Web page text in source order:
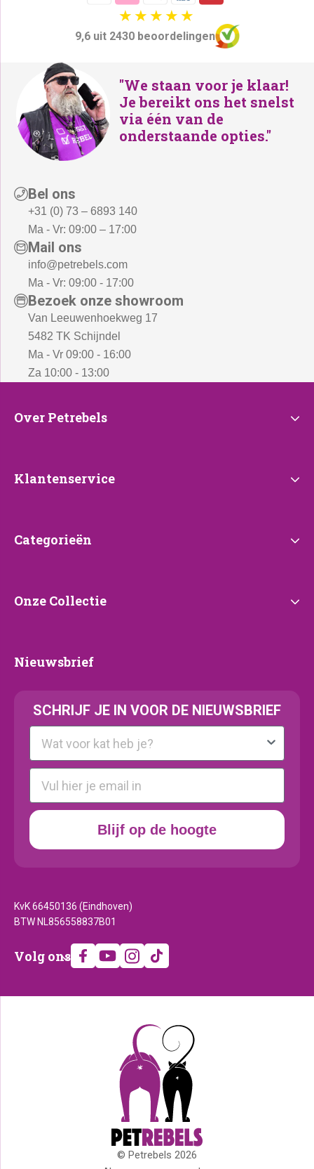
9,6 uit 2430 beoordelingen
"We staan voor je klaar!
Je bereikt ons het snelst
via één van de
onderstaande opties."
Bel ons
+31 (0) 73 – 6893 140
Ma - Vr: 09:00 – 17:00
Mail ons
info@petrebels.com
Ma - Vr: 09:00 - 17:00
Bezoek onze showroom
Van Leeuwenhoekweg 17
5482 TK Schijndel
Ma - Vr 09:00 - 16:00
Za 10:00 - 13:00
Over
Over Petrebels
Klantenservice
Klantenservice
Categorieën
Categorieën
Onze
Onze Collectie
Nieuwsbrief
Nieuwsbrief
SCHRIJF JE IN VOOR DE NIEUWSBRIEF
Kattenras
E-mail
Blijf op de hoogte
KvK 66450136 (Eindhoven)
BTW NL856558837B01
Volg
Volg ons
© Petrebels 2026